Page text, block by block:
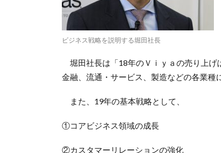
ビジネス戦略を説明する堀田社長
堀田社長は「18年のＶｉｙａの売り上げ
金融、流通・サービス、製造などの各業種
また、19年の基本戦略として、
①コアビジネス領域の成長
②カスタマーリレーションの強化